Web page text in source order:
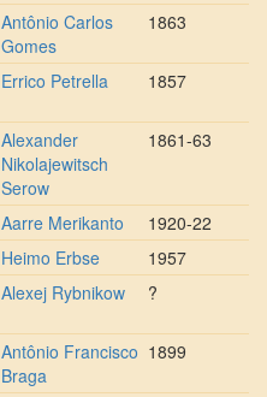
Antônio Carlos
Gomes
1863
Errico Petrella 1857
Alexander
Nikolajewitsch
Serow
1861-63
Aarre Merikanto
1920-22
Heimo Erbse
1957
Alexej Rybnikow ?
Antônio Francisco
Braga
1899